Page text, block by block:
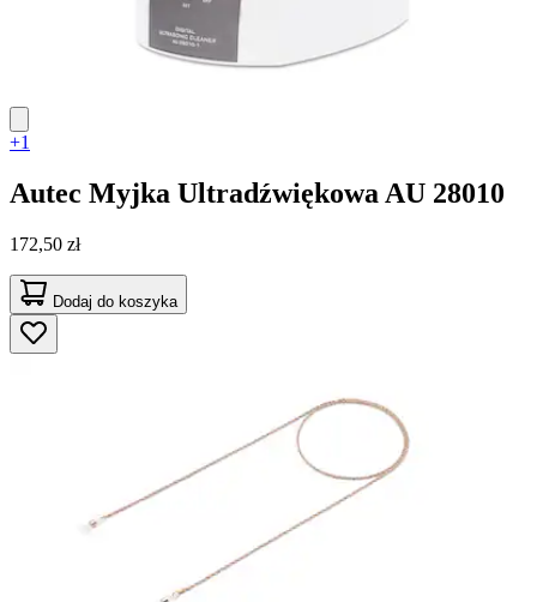
+1
Autec Myjka Ultradźwiękowa AU 28010
172,50 zł
Dodaj do koszyka